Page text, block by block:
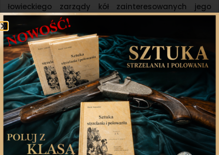
łowieckiego zarządy kół zainteresowanych jego
wydzierżawieniem winny bezzwłocznie skontaktować
się w właściwym zarządem okręgowym i ustalić stan
prawny obwodu.
Po drugie; obowiązek składania wniosków o
dzierżawy obwodów łowieckich nie dotyczy,
przynajmniej na chwilę obecną, kół łowieckich
dzierżawiących obwody na terenie województwa
mazowieckiego. Wobec niepodjęcia do tej pory przez
Sejmik Województwa Mazowieckiego uchwały w